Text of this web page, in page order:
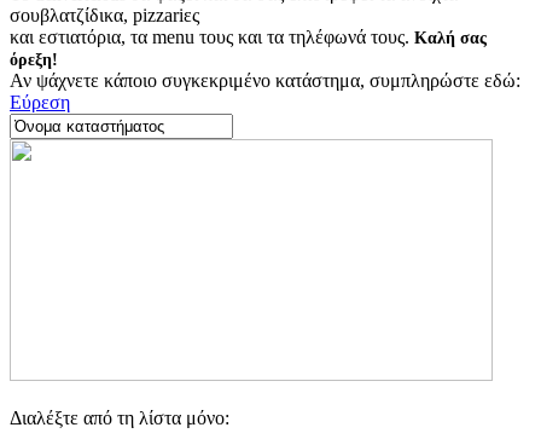
σουβλατζίδικα, pizzariες
και εστιατόρια, τα menu τους και τα τηλέφωνά τους. Καλή σας
όρεξη!
Αν ψάχνετε κάποιο συγκεκριμένο κατάστημα, συμπληρώστε εδώ:
Εύρεση
Διαλέξτε από τη λίστα μόνο: